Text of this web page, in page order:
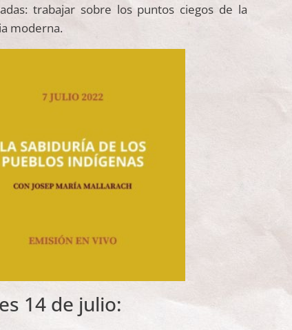
trabajar sobre los puntos ciegos de la
moderna.
14 de julio: